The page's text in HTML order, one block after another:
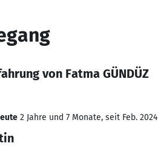
von Fatma GÜNDÜZ
2 Jahre und 7 Monate, seit Feb. 2024